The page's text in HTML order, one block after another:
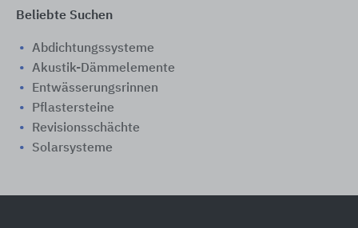
Beliebte Suchen
Abdichtungssysteme
Akustik-Dämmelemente
Entwässerungsrinnen
Pflastersteine
Revisionsschächte
Solarsysteme